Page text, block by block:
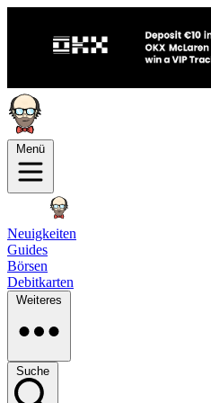
Menü
Neuigkeiten
Guides
Börsen
Debitkarten
Weiteres
Suche